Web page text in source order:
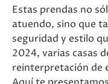
Estas prendas no
atuendo, sino que
seguridad y estilo
2024, varias casas
reinterpretación de